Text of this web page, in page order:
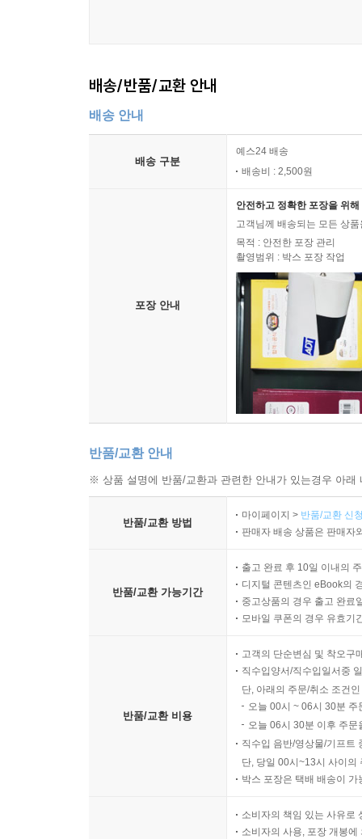
배송/반품/교환 안내
배송 안내
배송 구분
예스24 배송
배송비 : 2,500원
포장 안내
안전하고 정확한 포장을 위
고객님께 배송되는 모든 상
목적 : 안전한 포장 관리
촬영범위 : 박스 포장 작업
반품/교환 안내
※ 상품 설명에 반품/교환과 관련한 안내가 있는경우 아
반품/교환 방법
마이페이지 > 반품/교환 신
판매자 배송 상품은 판매자
반품/교환 가능기간
출고 완료 후 10일 이내의
디지털 콘텐츠인 eBook의
중고상품의 경우 출고 완료
모바일 쿠폰의 경우 유효기
반품/교환 비용
고객의 단순변심 및 착오구
직수입양서/직수입일서중
단, 아래의 주문/취소 조건
오늘 00시 ~ 06시 30분
오늘 06시 30분 이후 주
직수입 음반/영상물/기프트
단, 당일 00시~13시 사이의
박스 포장은 택배 배송이
소비자의 책임 있는 사유로
소비자의 사용, 포장 개봉